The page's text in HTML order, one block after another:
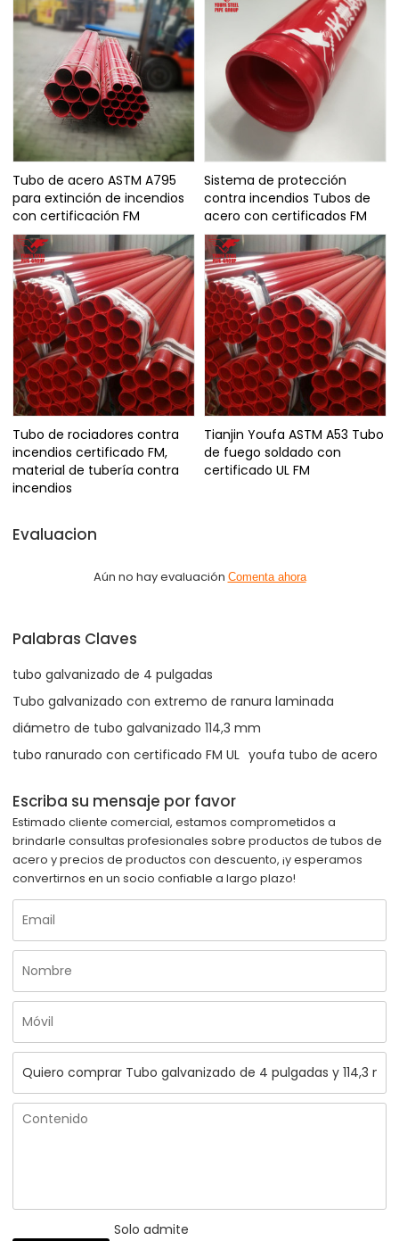
Tubo de acero ASTM A795
para extinción de incendios
con certificación FM
Sistema de protección
contra incendios Tubos de
acero con certificados FM
Tubo de rociadores contra
incendios certificado FM,
material de tubería contra
incendios
Tianjin Youfa ASTM A53 Tubo
de fuego soldado con
certificado UL FM
Evaluacion
Aún no hay evaluación Comenta ahora
Palabras Claves
tubo galvanizado de 4 pulgadas
Tubo galvanizado con extremo de ranura laminada
diámetro de tubo galvanizado 114,3 mm
tubo ranurado con certificado FM UL youfa tubo de acero
Escriba su mensaje por favor
Estimado cliente comercial, estamos comprometidos a
brindarle consultas profesionales sobre productos de tubos de
acero y precios de productos con descuento, ¡y esperamos
convertirnos en un socio confiable a largo plazo!
Solo admite